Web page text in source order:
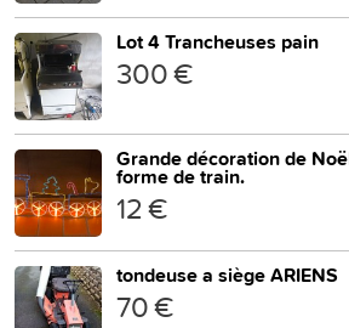
Lot 4 Trancheuses pain
300 €
Grande décoration de
forme de train.
12 €
tondeuse a siège ARIENS
70 €